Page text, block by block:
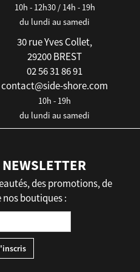
10h - 12h30 / 14h - 19h
du lundi au samedi
30 rue Yves Collet,
29200 BREST
02 56 31 86 91
contact@side-shore.com
10h - 19h
du lundi au samedi
des promotions, de
nos boutiques :